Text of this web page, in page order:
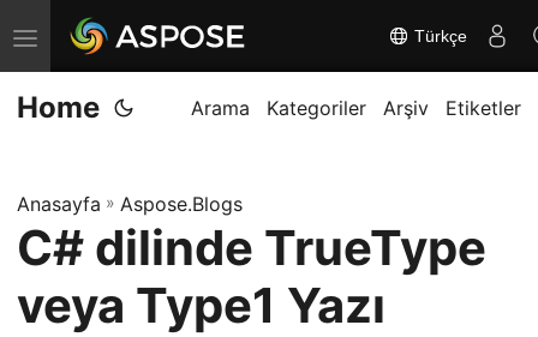
G
e
z
m
e
i
Türkçe
Home Arama Kategoriler Arşiv Etiketler
Anasayfa » Aspose.Blogs
C# dilinde TrueType
veya Type1 Yazı